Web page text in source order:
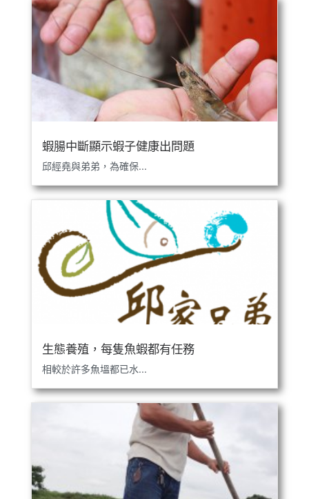
蝦腸中斷顯示蝦子健康出問題
邱經堯與弟弟，為確保...
生態養殖，每隻魚蝦都有任務
相較於許多魚塭都已水...